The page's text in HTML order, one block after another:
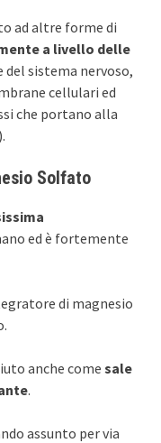
ad altre forme di
a livello delle
del sistema nervoso,
cellulari ed
che portano alla
Solfato
ed è fortemente
di magnesio
anche comesale
.
assunto per via